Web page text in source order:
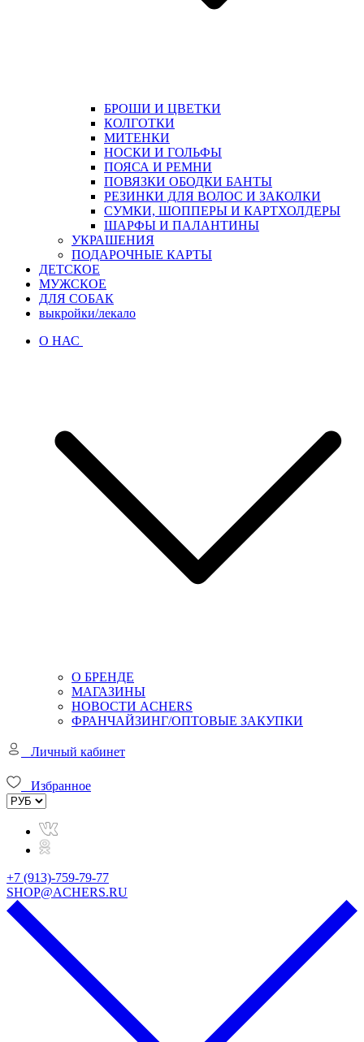
БРОШИ И ЦВЕТКИ
КОЛГОТКИ
МИТЕНКИ
НОСКИ И ГОЛЬФЫ
ПОЯСА И РЕМНИ
ПОВЯЗКИ ОБОДКИ БАНТЫ
РЕЗИНКИ ДЛЯ ВОЛОС И ЗАКОЛКИ
СУМКИ, ШОППЕРЫ И КАРТХОЛДЕРЫ
ШАРФЫ И ПАЛАНТИНЫ
УКРАШЕНИЯ
ПОДАРОЧНЫЕ КАРТЫ
ДЕТСКОЕ
МУЖСКОЕ
ДЛЯ СОБАК
выкройки/лекало
О НАС
О БРЕНДЕ
МАГАЗИНЫ
НОВОСТИ ACHERS
ФРАНЧАЙЗИНГ/ОПТОВЫЕ ЗАКУПКИ
Личный кабинет
Избранное
+7 (913)-759-79-77
SHOP@ACHERS.RU